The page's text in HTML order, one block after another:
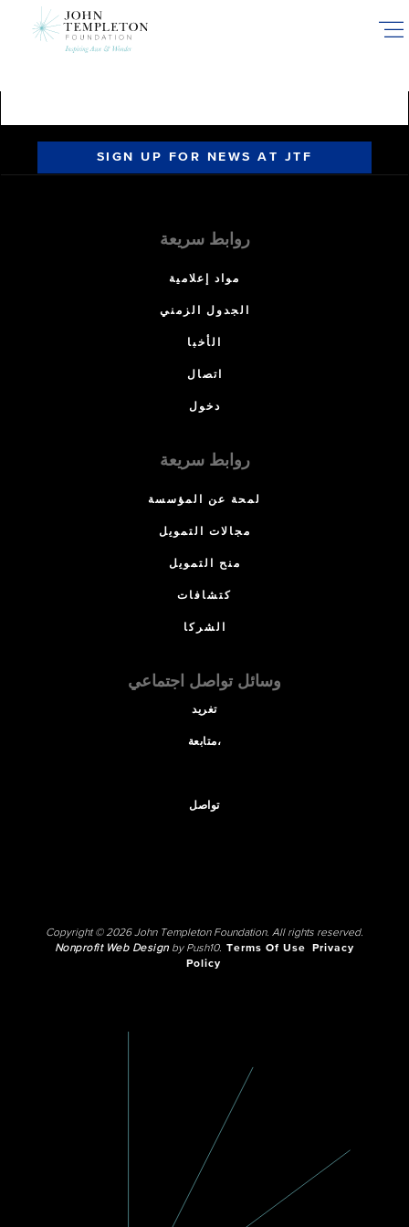
SIGN UP FOR NEWS AT JTF
روابط سريعة
مواد إعلامية
الجدول الزمني
الأخبا
اتصال
دخول
روابط سريعة
لمحة عن المؤسسة
مجالات التمويل
منح التمويل
كتشافات
الشركا
وسائل تواصل اجتماعي
تغريد
متابعة،
تواصل
Copyright © 2026 John Templeton Foundation. All rights reserved.
Nonprofit Web Designby Push10. Terms Of Use
Privacy
Policy